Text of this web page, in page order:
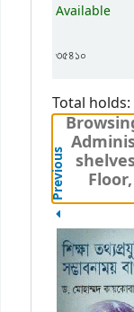
Available
৩৫৪১০
Total holds:
Previous